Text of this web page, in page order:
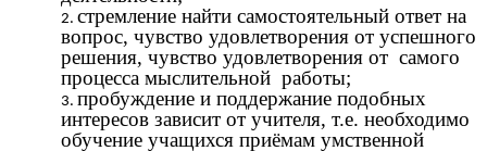
стремление найти самостоятельный ответ на
вопрос, чувство удовлетворения от успешного
решения, чувство удовлетворения от самого
процесса мыслительной работы;
пробуждение и поддержание подобных
интересов зависит от учителя, т.е. необходимо
обучение учащихся приёмам умственной